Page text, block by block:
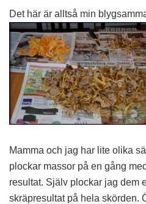
Det här är alltså min
Mamma och jag har lite olika
plockar massor på en gång
resultat. Själv plockar jag dem
skräpresultat på hela skörden.